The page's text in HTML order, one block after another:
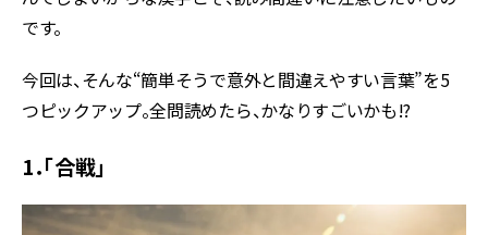
です。
今回は、そんな“簡単そうで意外と間違えやすい言葉”を5
つピックアップ。全問読めたら、かなりすごいかも!?
1．「合戦」